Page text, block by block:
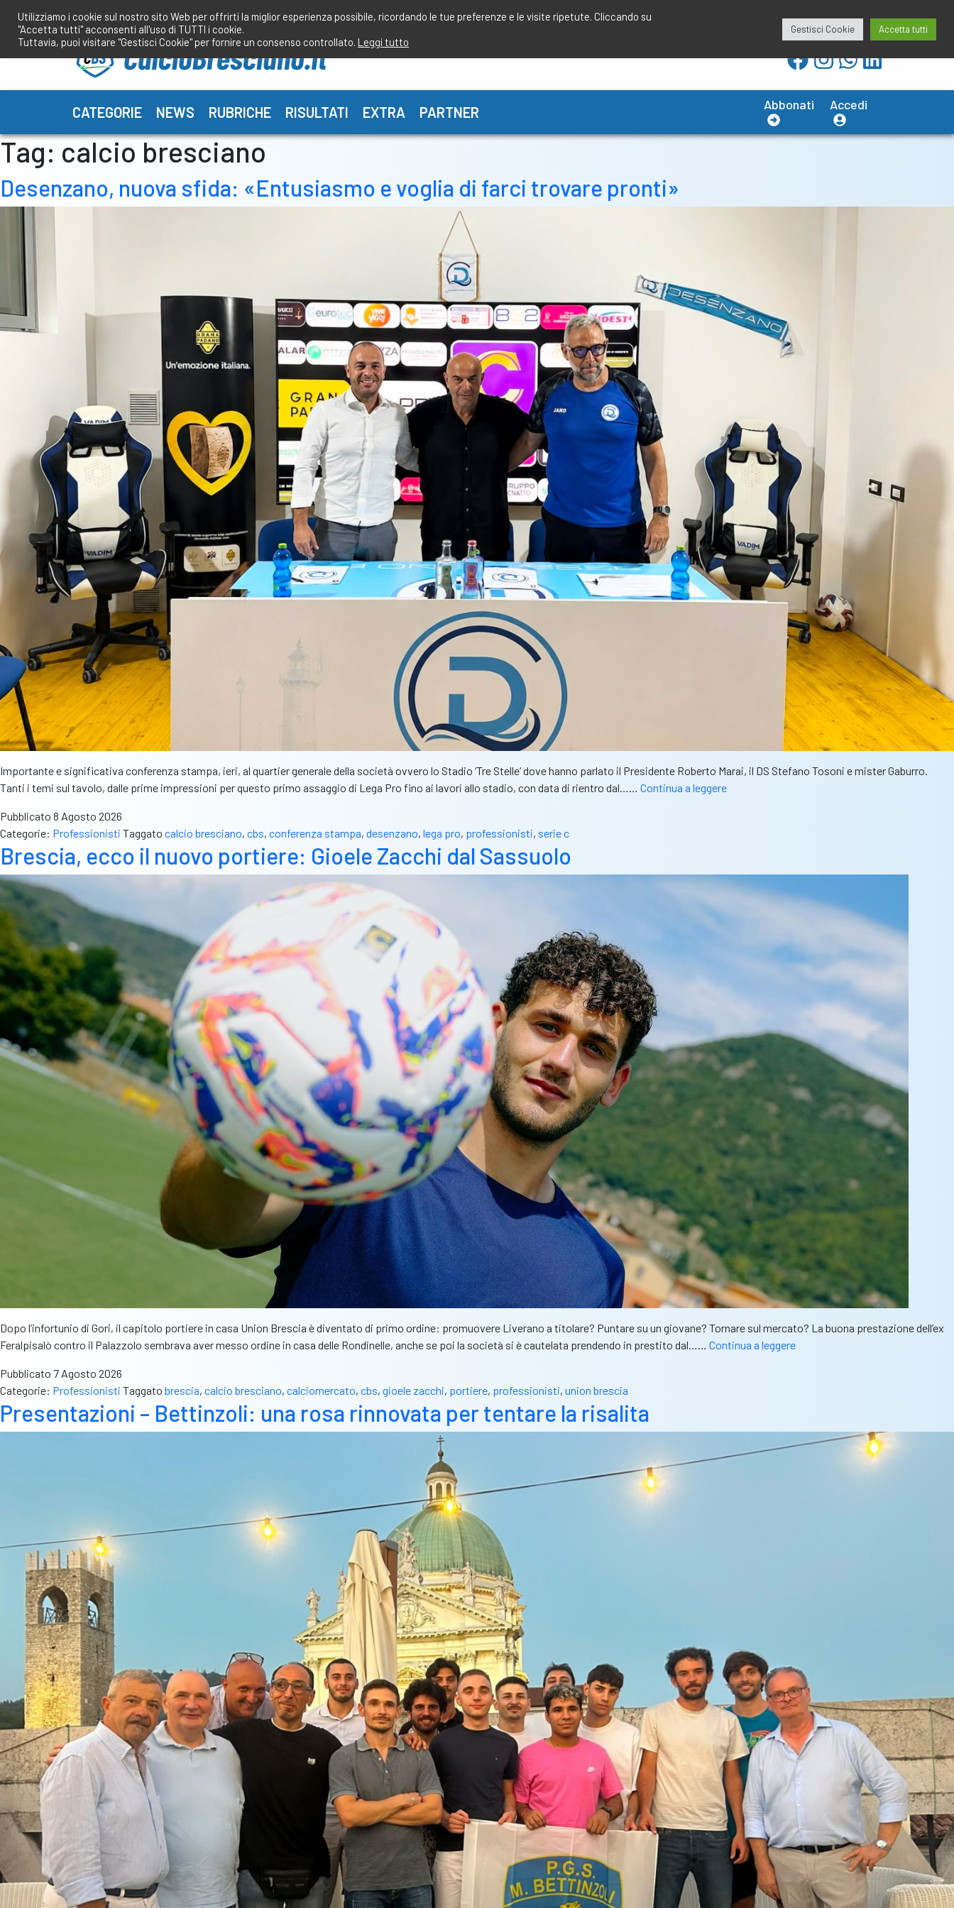
contenuto
redazione@calciobresciano.it
CATEGORIE NEWS RUBRICHE RISULTATI EXTRA PARTNER Abbonati Accedi
Tag: calcio bresciano
Desenzano, nuova sfida: «Entusiasmo e voglia di farci trovare pronti»
Importante e significativa conferenza stampa, ieri, al quartier generale della società ovvero lo Stadio ‘Tre Stelle’ dove hanno parlato il Presidente Roberto Marai, il DS Stefano Tosoni e mister Gaburro.
Tanti i temi sul tavolo, dalle prime impressioni per questo primo assaggio di Lega Pro fino ai lavori allo stadio, con data di rientro dal…… Continua a leggereDesenzano,
voglia
di
Pubblicato 8 Agosto 2026
Categorie: Professionisti Taggato calcio bresciano, cbs, conferenza stampa, desenzano, lega pro, professionisti, serie c
Brescia, ecco il nuovo portiere: Gioele Zacchi dal Sassuolo
Dopo l’infortunio di Gori, il capitolo portiere in casa Union Brescia è diventato di primo ordine: promuovere Liverano a titolare? Puntare su un giovane? Tornare sul mercato? La buona prestazione dell’ex
Feralpisalò contro il Palazzolo sembrava aver messo ordine in casa delle Rondinelle, anche se poi la società si è cautelata prendendo in prestito dal…… Continua a leggereBrescia,
Gioele
Zacchi
Pubblicato 7 Agosto 2026
Categorie: Professionisti Taggato brescia, calcio bresciano, calciomercato, cbs, gioele zacchi, portiere, professionisti, union brescia
Presentazioni – Bettinzoli: una rosa rinnovata per tentare la risalita
Utilizziamo i cookie sul nostro sito Web per offrirti la miglior esperienza possibile, ricordando le tue preferenze e le visite ripetute. Cliccando su
"Accetta tutti" acconsenti all'uso di TUTTI i cookie.
Tuttavia, puoi visitare "Gestisci Cookie" per fornire un consenso controllato. Leggi tutto
Gestisci Cookie Accetta tutti